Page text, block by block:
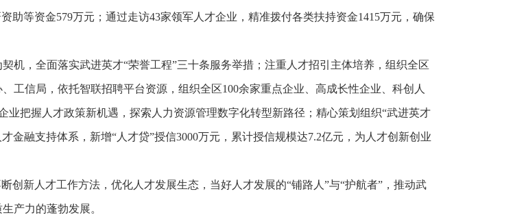
助等资金579万元；通过走访43家领军人才企业，精准拨付各类扶持资金1415万元，确保
机，全面落实武进英才“荣誉工程”三十条服务举措；注重人才招引主体培养，组织全区
工信局，依托智联招聘平台资源，组织全区100余家重点企业、高成长性企业、科创人
业把握人才政策新机遇，探索人力资源管理数字化转型新路径；精心策划组织“武进英才
金融支持体系，新增“人才贷”授信3000万元，累计授信规模达7.2亿元，为人才创新创业
创新人才工作方法，优化人才发展生态，当好人才发展的“铺路人”与“护航者”，推动武
产力的蓬勃发展。